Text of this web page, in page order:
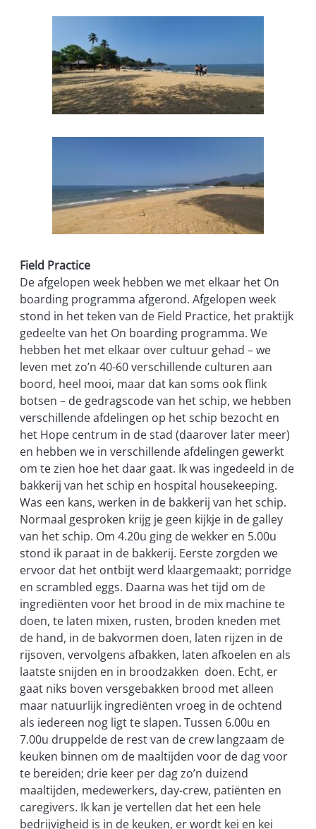
Field Practice
De afgelopen week hebben we met elkaar het On
boarding programma afgerond. Afgelopen week
stond in het teken van de Field Practice, het praktijk
gedeelte van het On boarding programma. We
hebben het met elkaar over cultuur gehad – we
leven met zo’n 40-60 verschillende culturen aan
boord, heel mooi, maar dat kan soms ook flink
botsen – de gedragscode van het schip, we hebben
verschillende afdelingen op het schip bezocht en
het Hope centrum in de stad (daarover later meer)
en hebben we in verschillende afdelingen gewerkt
om te zien hoe het daar gaat. Ik was ingedeeld in de
bakkerij van het schip en hospital housekeeping.
Was een kans, werken in de bakkerij van het schip.
Normaal gesproken krijg je geen kijkje in de galley
van het schip. Om 4.20u ging de wekker en 5.00u
stond ik paraat in de bakkerij. Eerste zorgden we
ervoor dat het ontbijt werd klaargemaakt; porridge
en scrambled eggs. Daarna was het tijd om de
ingrediënten voor het brood in de mix machine te
doen, te laten mixen, rusten, broden kneden met
de hand, in de bakvormen doen, laten rijzen in de
rijsoven, vervolgens afbakken, laten afkoelen en als
laatste snijden en in broodzakken doen. Echt, er
gaat niks boven versgebakken brood met alleen
maar natuurlijk ingrediënten vroeg in de ochtend
als iedereen nog ligt te slapen. Tussen 6.00u en
7.00u druppelde de rest van de crew langzaam de
keuken binnen om de maaltijden voor de dag voor
te bereiden; drie keer per dag zo’n duizend
maaltijden, medewerkers, day-crew, patiënten en
caregivers. Ik kan je vertellen dat het een hele
bedrijvigheid is in de keuken, er wordt kei en kei